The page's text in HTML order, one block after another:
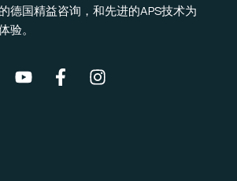
德国精益咨询，和先进的APS技术为
验。